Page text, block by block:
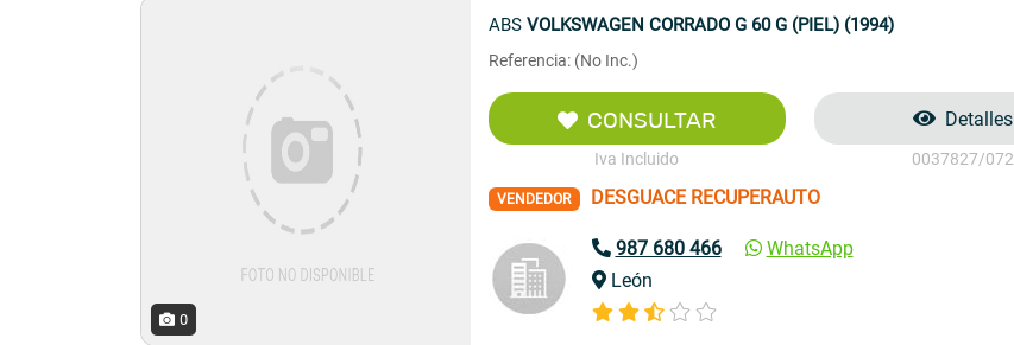
0
ABS VOLKSWAGEN CORRADO G 60 G (PIEL) (1994)
Referencia: (No Inc.)
CONSULTAR
Iva Incluido
Detalles
0037827/072
VENDEDOR DESGUACE RECUPERAUTO
987 680 466
WhatsApp
León